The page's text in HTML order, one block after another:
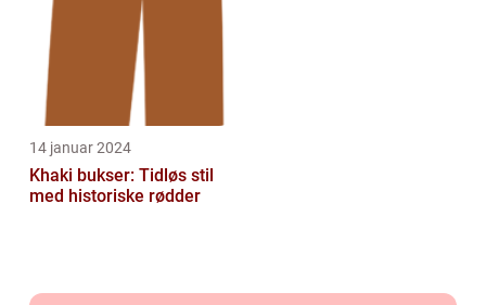
14 januar 2024
Khaki bukser: Tidløs stil
med historiske rødder